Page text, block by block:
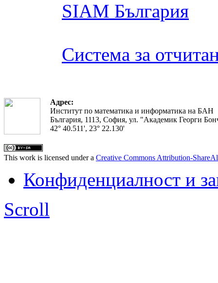
SIAM България
Система за
Адрес:
Институт по математика и информатика на БАН
България, 1113, София, ул. "Академик Георги
42° 40.511', 23° 22.130'
This work is licensed under a Creative Commons Attribution-
Конфиденциалност и
Scroll